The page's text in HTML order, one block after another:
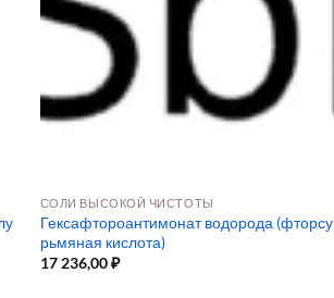
СОЛИ ВЫСОКОЙ ЧИСТОТЫ
Гексафтороантимонат водорода (фторсу
рьмяная кислота)
17 236,00₽